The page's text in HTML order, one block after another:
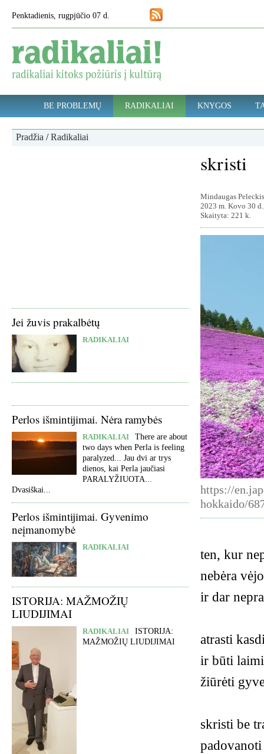
Penktadienis, rugpjūčio 07 d.
BE PROBLEMŲ RADIKALIAI KNYGOS
Pradžia /Radikaliai
Jei žuvis prakalbėtų
RADIKALIAI
Perlos išmintijimai. Nėra ramybės
RADIKALIAI
There are about
two days when Perla is feeling
paralyzed... Jau dvi ar trys
dienos, kai Perla jaučiasi
PARALYŽIUOTA...
Dvasiškai...
Perlos išmintijimai. Gyvenimo
neįmanomybė
RADIKALIAI
ISTORIJA: MAŽMOŽIŲ
LIUDIJIMAI
RADIKALIAI
ISTORIJA:
MAŽMOŽIŲ LIUDIJIMAI
skristi
Mindaugas Peleckis
2023 m. Kovo 30
Skaityta: 221 k.
https://
hokkaido/
ten, kur
nebėra vėjo
ir dar
atrasti
ir būti
žiūrėti
skristi be